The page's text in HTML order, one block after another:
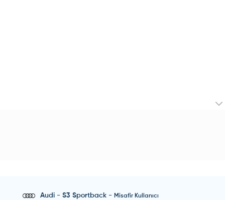
Audi -S3 Sportback - Misafir Kullanıcı